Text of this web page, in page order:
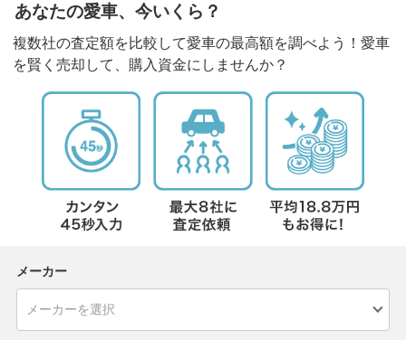
あなたの愛車、今いくら？
複数社の査定額を比較して愛車の最高額を調べよう！愛車
を賢く売却して、購入資金にしませんか？
メーカー